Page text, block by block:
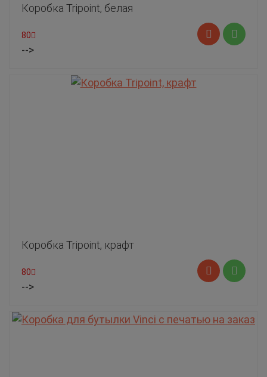
Коробка Tripoint, белая
80
-->
Коробка Tripoint, крафт
80
-->